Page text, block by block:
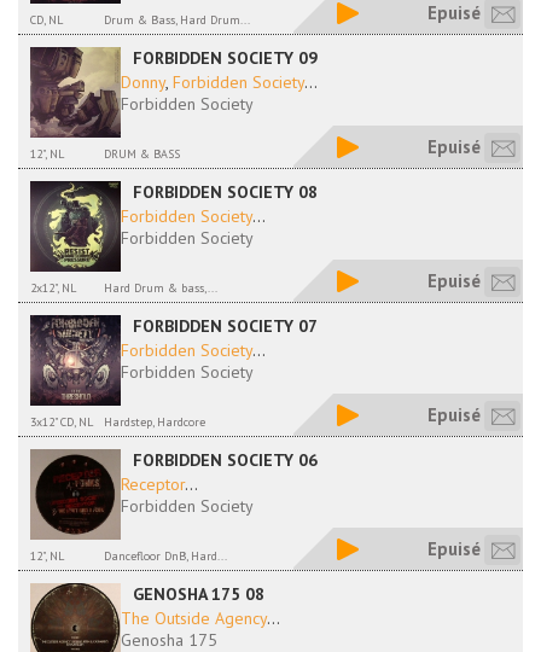
CD, NL Drum & Bass, Hard Drum... Epuisé
FORBIDDEN SOCIETY 09
Donny, Forbidden Society...
Forbidden Society
12", NL DRUM & BASS Epuisé
FORBIDDEN SOCIETY 08
Forbidden Society...
Forbidden Society
2x12", NL Hard Drum & bass,... Epuisé
FORBIDDEN SOCIETY 07
Forbidden Society...
Forbidden Society
3x12" CD, NL Hardstep, Hardcore Epuisé
FORBIDDEN SOCIETY 06
Receptor...
Forbidden Society
12", NL Dancefloor DnB, Hard... Epuisé
GENOSHA 175 08
The Outside Agency...
Genosha 175